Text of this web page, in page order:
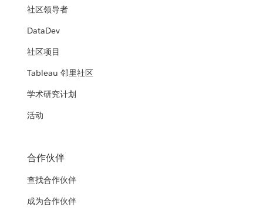
社区领导者
DataDev
社区项目
Tableau 邻里社区
学术研究计划
活动
合作伙伴
查找合作伙伴
成为合作伙伴